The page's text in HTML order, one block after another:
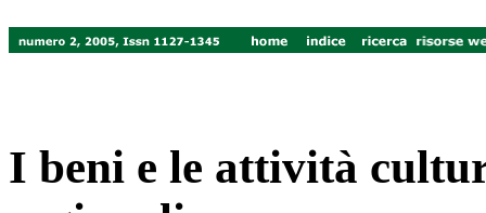
I beni e le attività